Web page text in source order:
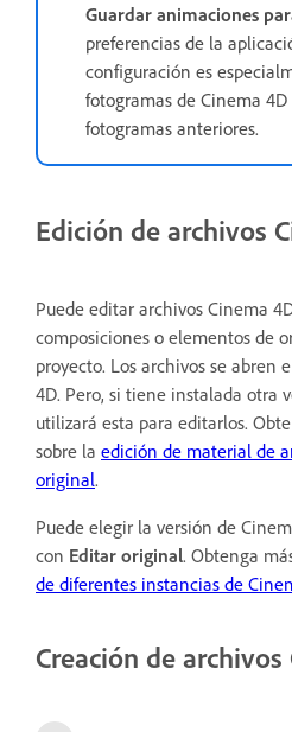
Guardar animaciones
preferencias de la
configuración es
fotogramas de Cinema
fotogramas anteriores.
Edición de archivos
Puede editar archivos Cinema
composiciones o elementos de
proyecto. Los archivos se abren
4D. Pero, si tiene instalada otra
utilizará esta para editarlos.
sobre la edición de material de
original.
Puede elegir la versión de
con Editar original. Obtenga
de diferentes instancias de
Creación de archivos